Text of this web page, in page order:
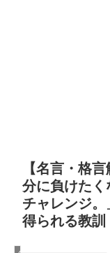
【名言・格
分に負けた
チャレンジ
得られる教訓